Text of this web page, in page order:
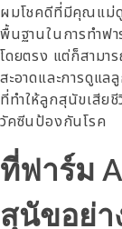
ผมโชคดีที่มีคุณแม่ดู
พื้นฐานในการทำฟ
โดยตรง แต่ก็สามา
สะอาดและการดูแ
ที่ทำให้ลูกสุนัขเสีย
วัคซีนป้องกันโรค
ที่ฟาร์ม
สุนัขอย่า